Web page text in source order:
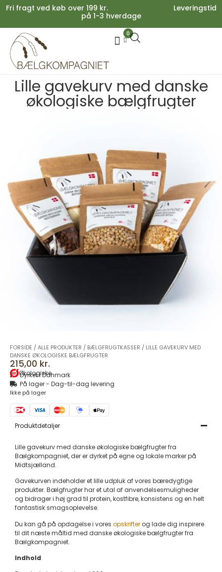
Fri fragt ved køb over 199 kr. Leveringstid
på 1-3 hverdage
0
Your cart is empty.
mere for gratis fragt
Subtotal: 0,00 kr.
0,00kr.inkl. moms
Lille gavekurv med danske
økologiske bælgfrugter
FORSIDE /ALLE PRODUKTER / BÆLGFRUGTKASSER / LILLE GAVEKURV MED
DANSKE ØKOLOGISKE BÆLGFRUGTER
215,00 kr.
Økologiske
Dyrket i Danmark
På lager - Dag-til-dag levering
Ikke på lager
Produktdetaljer
Lille gavekurv med danske økologiske bælgfrugter fra
Bælgkompagniet, der er dyrket på egne og lokale marker på
Midtsjælland.
Gavekurven indeholder et lille udpluk af vores bæredygtige
produkter. Bælgfrugter har et utal af anvendelsesmuligheder
og bidrager i høj grad til protein, kostfibre, konsistens og en helt
fantastisk smagsoplevelse.
Du kan gå på opdagelse i vores opskrifter og lade dig inspirere
til dit næste måltid med danske økologiske bælgfrugter fra
Bælgkompagniet.
Indhold